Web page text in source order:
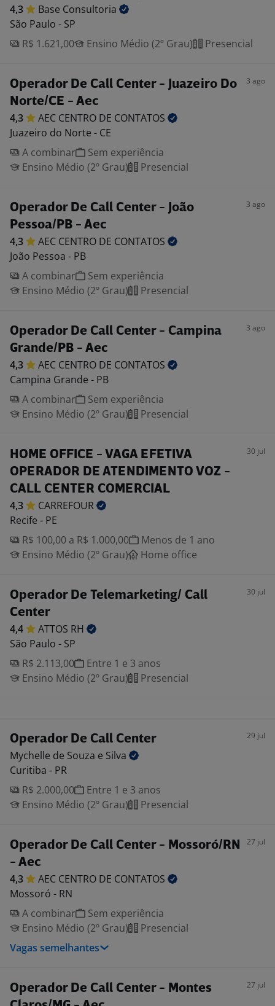
4,3 Base Consultoria
São Paulo - SP
R$ 1.621,00
Ensino Médio (2º Grau) Presencial
Operador De Call Center - Juazeiro Do
Norte/CE - Aec
3 ago
4,3 AEC CENTRO DE CONTATOS
Juazeiro do Norte - CE
A combinar
Sem experiência
Ensino Médio (2º Grau)
Presencial
Operador De Call Center - João
Pessoa/PB - Aec
3 ago
4,3 AEC CENTRO DE CONTATOS
João Pessoa - PB
A combinar
Sem experiência
Ensino Médio (2º Grau)
Presencial
Operador De Call Center - Campina
Grande/PB - Aec
3 ago
4,3 AEC CENTRO DE CONTATOS
Campina Grande - PB
A combinar
Sem experiência
Ensino Médio (2º Grau)
Presencial
HOME OFFICE - VAGA EFETIVA
OPERADOR DE ATENDIMENTO VOZ -
CALL CENTER COMERCIAL
30 jul
4,3
CARREFOUR
Recife - PE
R$ 100,00 a R$ 1.000,00
Menos de 1 ano
Ensino Médio (2º Grau)
Home office
Operador De Telemarketing/ Call
Center
30 jul
4,4 ATTOS RH
São Paulo - SP
R$ 2.113,00
Entre 1 e 3 anos
Ensino Médio (2º Grau)
Presencial
Operador De Call Center 29 jul
Mychelle de Souza e Silva
Curitiba - PR
R$ 2.000,00
Entre 1 e 3 anos
Ensino Médio (2º Grau)
Presencial
Operador De Call Center - Mossoró/RN
- Aec
27 jul
4,3 AEC CENTRO DE CONTATOS
Mossoró - RN
A combinar
Sem experiência
Ensino Médio (2º Grau)
Presencial
Vagas semelhantes
Operador De Call Center - Montes
27 jul